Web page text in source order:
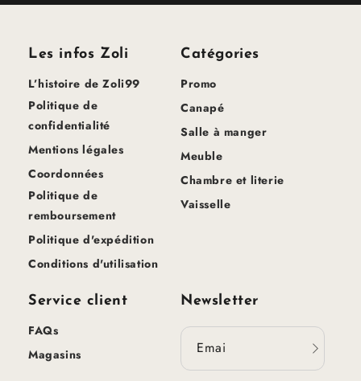
Les infos Zoli
L’histoire de Zoli99
Politique de
confidentialité
Mentions légales
Coordonnées
Politique de
remboursement
Politique d'expédition
Conditions d'utilisation
Catégories
Promo
Canapé
Salle à manger
Meuble
Chambre et literie
Vaisselle
Service client
FAQs
Magasins
Newsletter
Email